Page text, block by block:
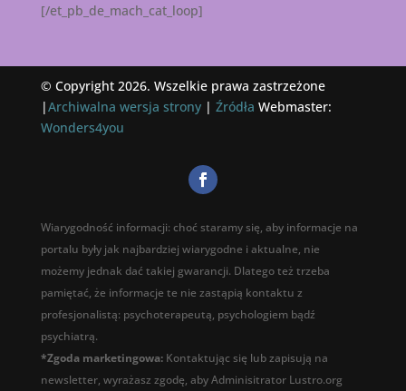
[/et_pb_de_mach_cat_loop]
© Copyright 2026. Wszelkie prawa zastrzeżone
|Archiwalna wersja strony| Źródła Webmaster:
Wonders4you
Wiarygodność informacji: choć staramy się, aby informacje na
portalu były jak najbardziej wiarygodne i aktualne, nie
możemy jednak dać takiej gwarancji. Dlatego też trzeba
pamiętać, że informacje te nie zastąpią kontaktu z
profesjonalistą: psychoterapeutą, psychologiem bądź
psychiatrą.
*Zgoda marketingowa: Kontaktując się lub zapisują na
newsletter, wyrażasz zgodę, aby Adminisitrator Lustro.org